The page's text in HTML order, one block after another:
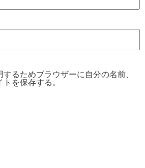
るためブラウザーに自分の名前、
を保存する。